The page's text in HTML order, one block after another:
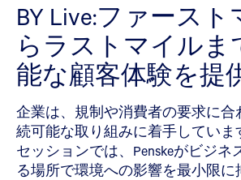
BY Live:ファース
らラストマイルま
能な顧客体験を提
企業は、規制や消費者の要求に合
続可能な取り組みに着手していま
セッションでは、Penskeがビジネ
る場所で環境への影響を最小限に